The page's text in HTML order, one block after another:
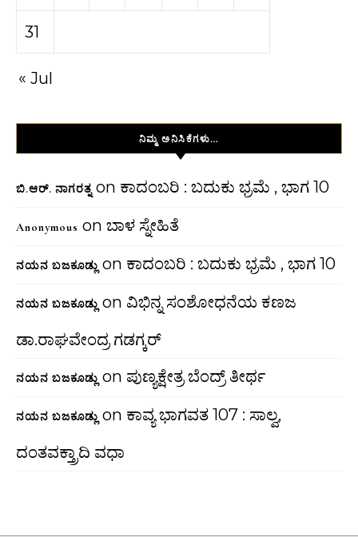
31
« Jul
ನಿಮ್ಮ ಅನಿಸಿಕೆಗಳು…
ಬಿ.ಆರ್. ನಾಗರತ್ನ on ಕಾದಂಬರಿ : ಬದುಕು ಭ್ರಮೆ , ಭಾಗ 10
Anonymous on ಬಾಳ ಸ್ನೇಹಿತೆ
ನಯನ ಬಜಕೂಡ್ಲು on ಕಾದಂಬರಿ : ಬದುಕು ಭ್ರಮೆ , ಭಾಗ 10
ನಯನ ಬಜಕೂಡ್ಲು on ವಿಭಿನ್ನ ಸಂಶೋಧನೆಯ ಕಣಜ
ಡಾ.ರಾಘವೇಂದ್ರ ಗಡಗ್ಕರ್
ನಯನ ಬಜಕೂಡ್ಲು on ಪುಣ್ಯಕ್ಷೇತ್ರ ಬೆಂದ್ರ್ ತೀರ್ಥ
ನಯನ ಬಜಕೂಡ್ಲು on ಕಾವ್ಯ ಭಾಗವತ 107 : ಸಾಲ್ವ,
ದಂತವಕ್ತ್ರಾದಿ ವಧಾ